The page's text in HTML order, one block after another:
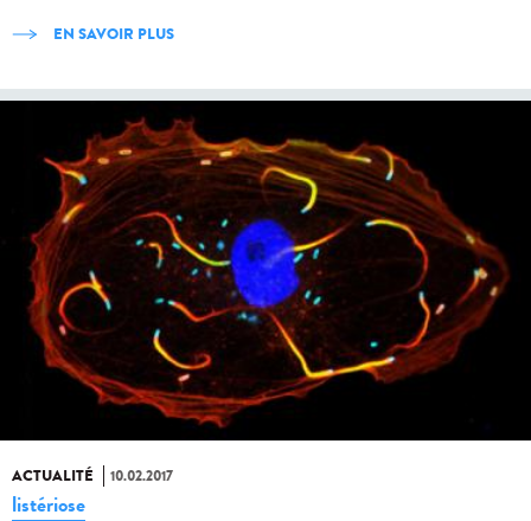
EN SAVOIR PLUS
ACTUALITÉ 10.02.2017
listériose